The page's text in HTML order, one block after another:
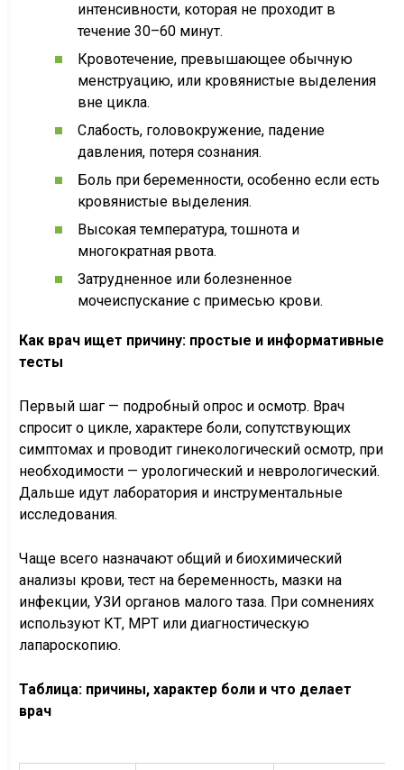
интенсивности, которая не проходит в
течение 30–60 минут.
Кровотечение, превышающее обычную
менструацию, или кровянистые выделения
вне цикла.
Слабость, головокружение, падение
давления, потеря сознания.
Боль при беременности, особенно если есть
кровянистые выделения.
Высокая температура, тошнота и
многократная рвота.
Затрудненное или болезненное
мочеиспускание с примесью крови.
Как врач ищет причину: простые и информативные
тесты
Первый шаг — подробный опрос и осмотр. Врач
спросит о цикле, характере боли, сопутствующих
симптомах и проводит гинекологический осмотр, при
необходимости — урологический и неврологический.
Дальше идут лаборатория и инструментальные
исследования.
Чаще всего назначают общий и биохимический
анализы крови, тест на беременность, мазки на
инфекции, УЗИ органов малого таза. При сомнениях
используют КТ, МРТ или диагностическую
лапароскопию.
Таблица: причины, характер боли и что делает
врач